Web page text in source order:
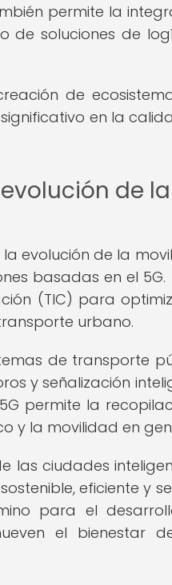
permite la
de soluciones de
de
en la
de la
evolución de la
basadas en el 5G.
(TIC) para
urbano.
de transporte
y señalización
permite la
y la movilidad en
las ciudades
eficiente y
para el
el bienestar